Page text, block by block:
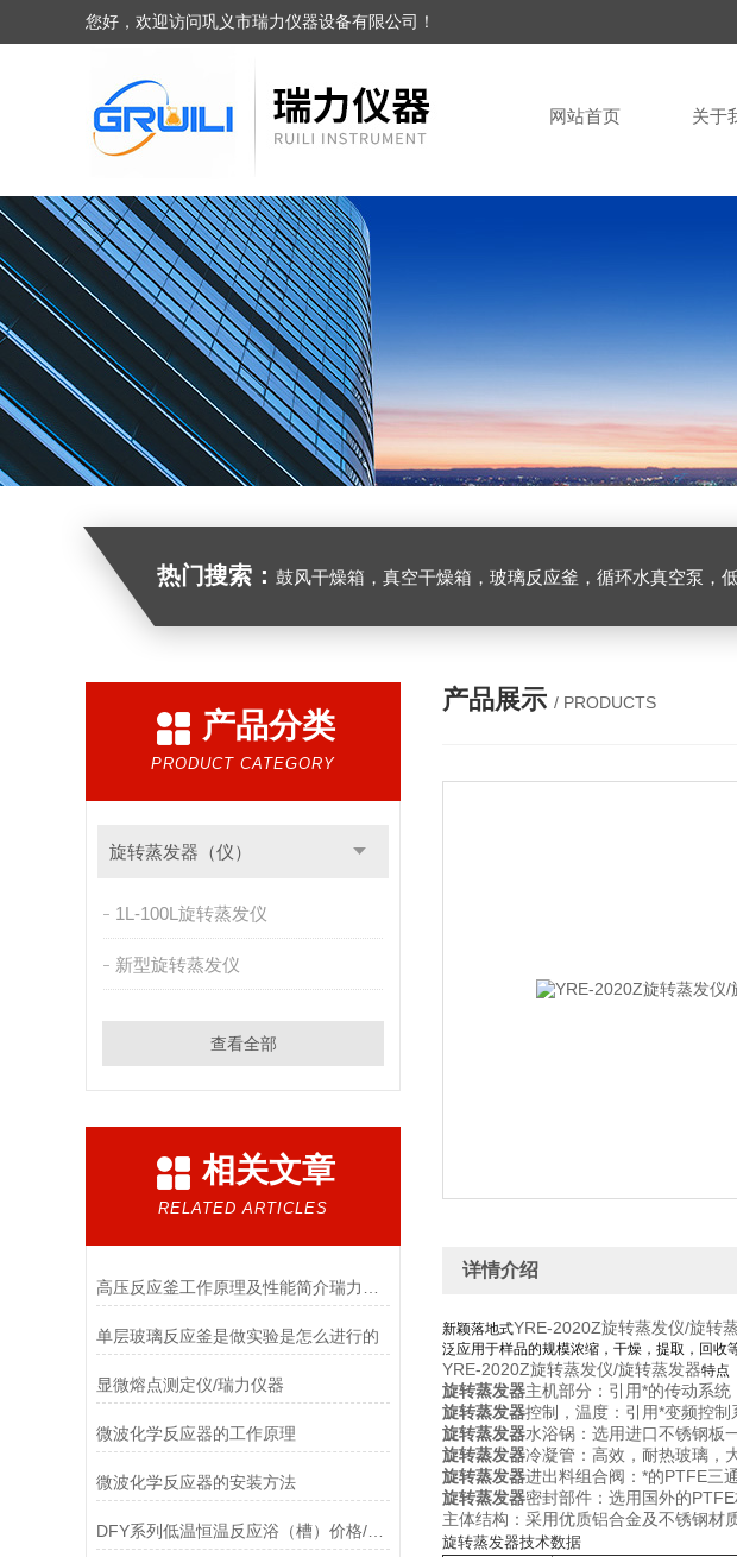
您好，欢迎访问巩义市瑞力仪器设备有限公司！
网站首页 关于
热门搜索： 鼓风干燥箱，真空干燥箱，玻璃反应釜，循环水真空泵，低温冷却液循环泵，
产品分类
PRODUCT CATEGORY
旋转蒸发器（仪）
1L-100L旋转蒸发仪
新型旋转蒸发仪
查看全部
相关文章
RELATED ARTICLES
单层玻璃反应釜是做实验是怎么进行的
显微熔点测定仪/瑞力仪器
微波化学反应器的工作原理
微波化学反应器的安装方法
DFY系列低温恒温反应浴（槽）价格/瑞力仪器
产品展示 / PRODUCTS
详情介绍
新颖落地式YRE-2020Z旋转蒸发仪/旋转
泛应用于样品的规模浓缩，干燥，提取，回收
YRE-2020Z旋转蒸发仪/旋转蒸发器特点
旋转蒸发器主机部分：引用*的传动系统
旋转蒸发器控制，温度：引用*变频控制
旋转蒸发器水浴锅：选用进口不锈钢板
旋转蒸发器冷凝管：高效，耐热玻璃，
旋转蒸发器进出料组合阀：*的PTFE三
旋转蒸发器密封部件：选用国外的
主体结构：采用优质铝合金及不锈钢材
旋转蒸发器技术数据